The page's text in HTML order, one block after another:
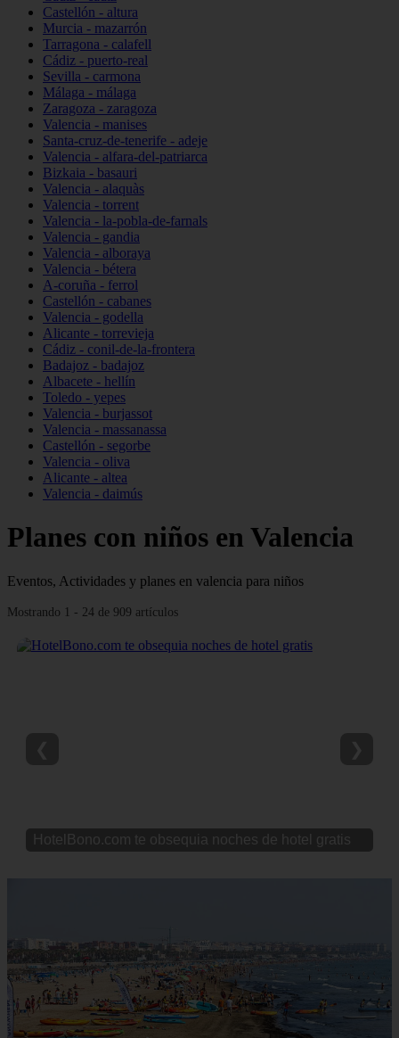
Castellón - altura
Murcia - mazarrón
Tarragona - calafell
Cádiz - puerto-real
Sevilla - carmona
Málaga - málaga
Zaragoza - zaragoza
Valencia - manises
Santa-cruz-de-tenerife - adeje
Valencia - alfara-del-patriarca
Bizkaia - basauri
Valencia - alaquàs
Valencia - torrent
Valencia - la-pobla-de-farnals
Valencia - gandia
Valencia - alboraya
Valencia - bétera
A-coruña - ferrol
Castellón - cabanes
Valencia - godella
Alicante - torrevieja
Cádiz - conil-de-la-frontera
Badajoz - badajoz
Albacete - hellín
Toledo - yepes
Valencia - burjassot
Valencia - massanassa
Castellón - segorbe
Valencia - oliva
Alicante - altea
Valencia - daimús
Planes con niños en Valencia
Eventos, Actividades y planes en valencia para niños
Mostrando 1 - 24 de 909 artículos
HotelBono.com te obsequia noches de hotel gratis